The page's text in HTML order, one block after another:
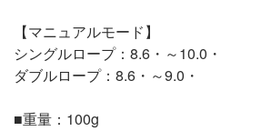
【マニュアルモード】
シングルロープ：8.6・～10.0・
ダブルロープ：8.6・～9.0・
■重量：100g